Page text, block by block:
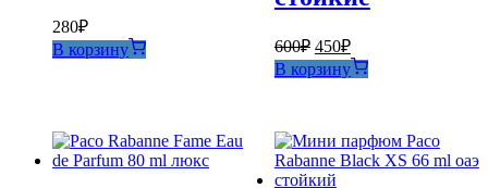
280₽
В корзину
600₽ Первоначальная
цена
составляла
450₽Текущая
цена:
450₽.
В корзину